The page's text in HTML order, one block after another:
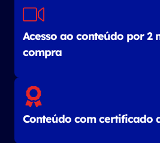
Acesso ao conteúdo por 2
compra
Conteúdo com certificado